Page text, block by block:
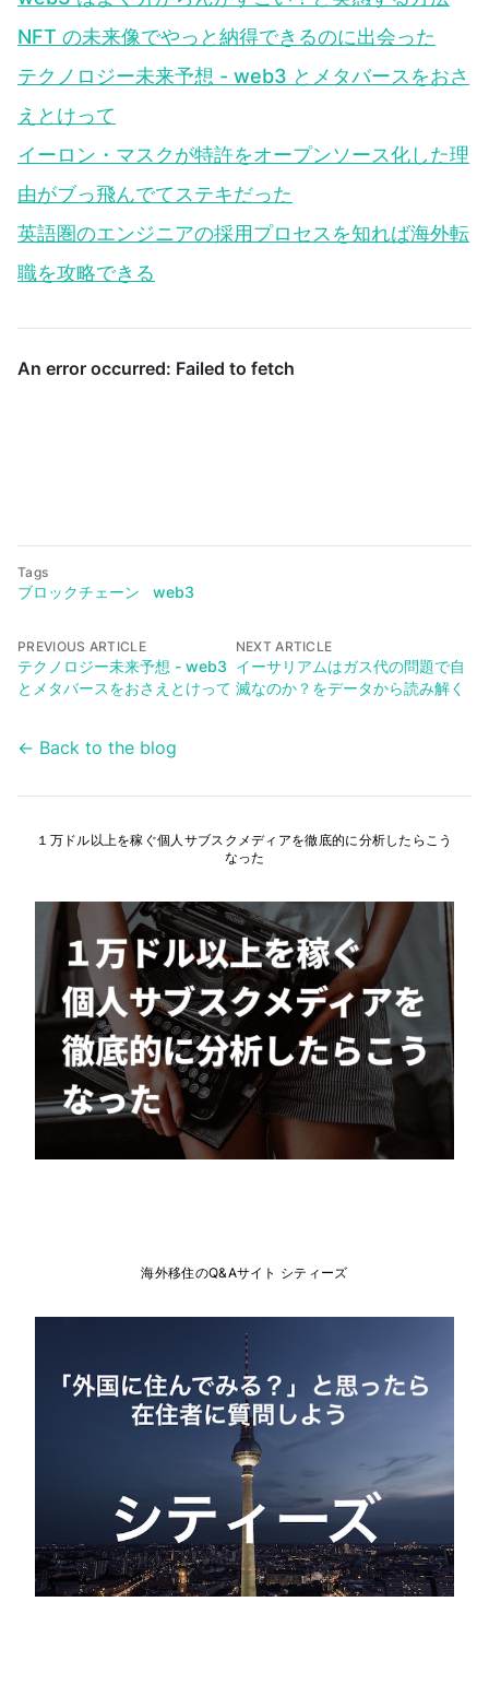
NFT の未来像でやっと納得できるのに出会った
テクノロジー未来予想 - web3 とメタバースをおさ
えとけって
イーロン・マスクが特許をオープンソース化した理
由がブっ飛んでてステキだった
英語圏のエンジニアの採用プロセスを知れば海外転
職を攻略できる
Tags
ブロックチェーン web3
PREVIOUS ARTICLE
テクノロジー未来予想 - web3
とメタバースをおさえとけって
NEXT ARTICLE
イーサリアムはガス代の問題で自
滅なのか？をデータから読み解く
← Back to the blog
１万ドル以上を稼ぐ個人サブスクメディアを徹底的に分析したらこう
なった
海外移住のQ&Aサイト シティーズ